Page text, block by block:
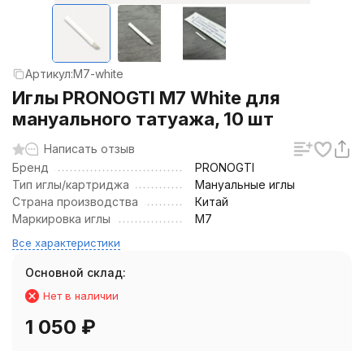
Артикул:M7-white
Иглы PRONOGTI M7 White для
мануального татуажа, 10 шт
Написать отзыв
Бренд
PRONOGTI
Тип иглы/картриджа
Мануальные иглы
Страна производства
Китай
Маркировка иглы
M7
Все характеристики
Основной склад:
Нет в наличии
1 050 ₽